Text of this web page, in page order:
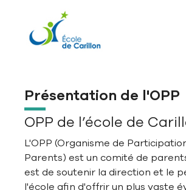
Présentation de l'OPP
OPP de l’école de
L'OPP (Organisme de
Parents) est un comité de
est de soutenir la direction et le
l'école afin d'offrir un plus vaste